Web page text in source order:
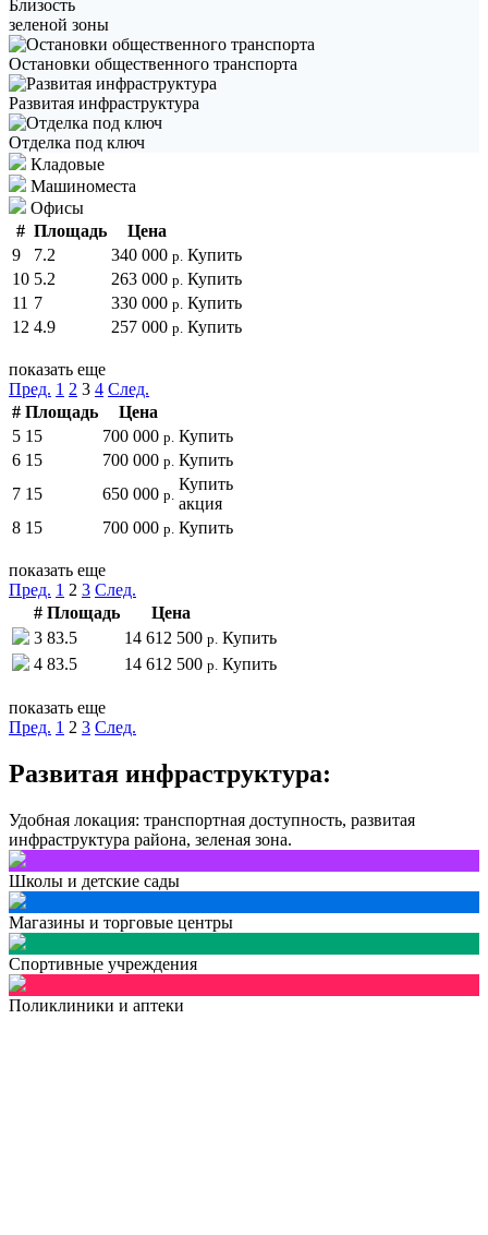
Близость
зеленой зоны
Остановки общественного транспорта
Развитая инфраструктура
Отделка под ключ
Кладовые
Машиноместа
Офисы
# Площадь
Цена
9
7.2 340 000 р. Купить
10 5.2 263 000 р. Купить
11 7 330 000 р. Купить
12 4.9 257 000 р. Купить
показать еще
Пред. 1 2 3 4 След.
# Площадь
Цена
5 15 700 000 р. Купить
6 15 700 000 р. Купить
7 15 650 000 р.
Купить
акция
8 15 700 000 р. Купить
показать еще
Пред. 1 2 3 След.
# Площадь
Цена
3 83.5 14 612 500 р. Купить
4 83.5 14 612 500 р. Купить
показать еще
Пред. 1 2 3 След.
Развитая инфраструктура:
Удобная локация: транспортная доступность, развитая
инфраструктура района, зеленая зона.
Школы и детские сады
Магазины и торговые центры
Спортивные учреждения
Поликлиники и аптеки